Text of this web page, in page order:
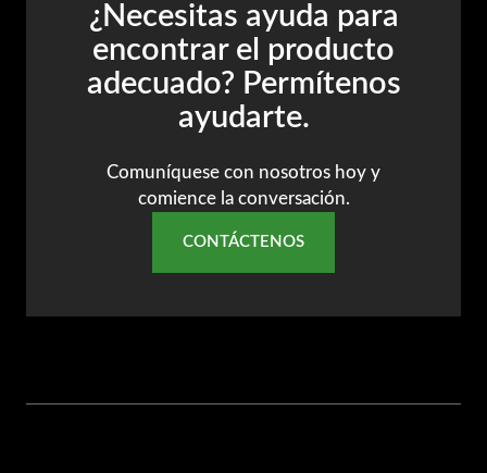
¿Necesitas ayuda para
encontrar el producto
adecuado? Permítenos
ayudarte.
Comuníquese con nosotros hoy y
comience la conversación.
CONTÁCTENOS